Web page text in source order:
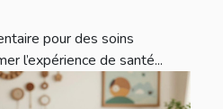
pour des soins
l’expérience de santé...